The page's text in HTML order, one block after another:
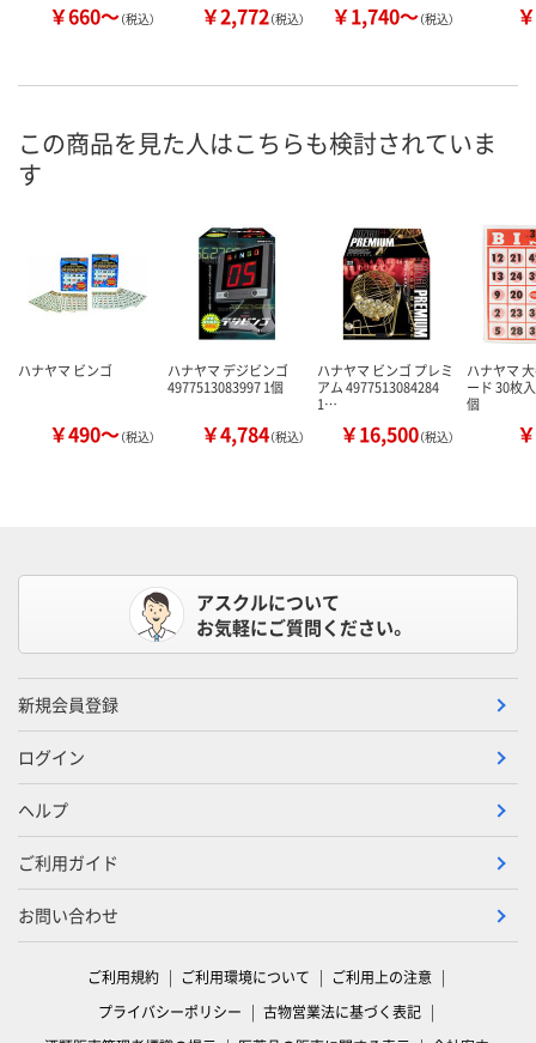
￥660～（税込） ￥2,772（税込） ￥1,740～（税込）
この商品を見た人はこちらも検討されていま
す
ハナヤマ ビンゴ
￥490～（税込）
ハナヤマ デジビンゴ
4977513083997 1個
￥4,784（税込）
ハナヤマ ビンゴ プレミ
アム 4977513084284
1…
￥16,500（税込）
ハナヤマ
ード 30枚
個
アスクルについて
お気軽にご質問ください。
新規会員登録
ログイン
ヘルプ
ご利用ガイド
お問い合わせ
ご利用規約 ご利用環境について
ご利用上の注意
プライバシーポリシー
古物営業法に基づく表記